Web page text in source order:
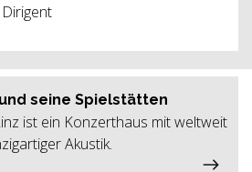
seine Spielstätten
ist ein Konzerthaus mit weltweit
Akustik.